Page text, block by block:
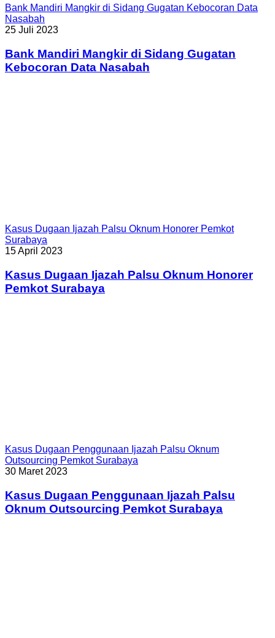
Bank Mandiri Mangkir di Sidang Gugatan Kebocoran Data
Nasabah
25 Juli 2023
Bank Mandiri Mangkir di Sidang Gugatan
Kebocoran Data Nasabah
Kasus Dugaan Ijazah Palsu Oknum Honorer Pemkot
Surabaya
15 April 2023
Kasus Dugaan Ijazah Palsu Oknum Honorer
Pemkot Surabaya
Kasus Dugaan Penggunaan Ijazah Palsu Oknum
Outsourcing Pemkot Surabaya
30 Maret 2023
Kasus Dugaan Penggunaan Ijazah Palsu
Oknum Outsourcing Pemkot Surabaya